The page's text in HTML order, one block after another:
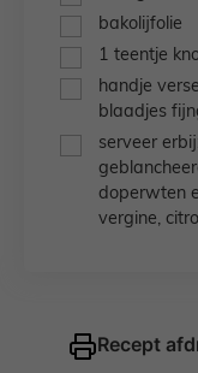
▢bakolijfolie
▢1 teentje
▢handje
blaadjes
▢
serveer
doperwten
vergine,
Recept